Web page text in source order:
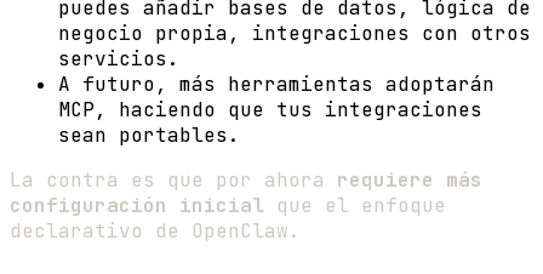
puedes añadir bases de datos, lógica de
negocio propia, integraciones con otros
servicios.
A futuro, más herramientas adoptarán
MCP, haciendo que tus integraciones
sean portables.
La contra es que por ahora requiere más
configuración inicial que el enfoque
declarativo de OpenClaw.